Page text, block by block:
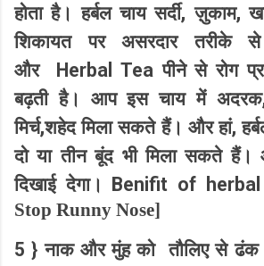
होता है। हर्बल चाय सर्दी,ज़ुकाम,
शिकायत पर असरदार तरीके
और
Herbal Teaपीने से रोग
बढ़ती है। आप इस चाय में अदरक
मिर्च,शहेद मिला सकते हैं। और हां,
दो या तीन बूंद भी मिला सकते
दिखाई देगा। Benifit of herbal
Stop Runny Nose]
5 }नाक और मुंह को तौलिए से